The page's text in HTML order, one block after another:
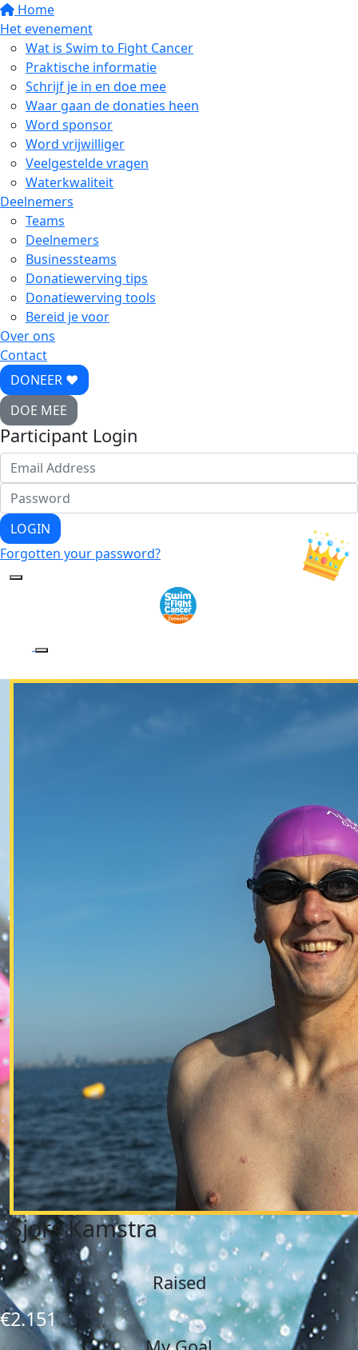
Home
Het evenement
Wat is Swim to Fight Cancer
Praktische informatie
Schrijf je in en doe mee
Waar gaan de donaties heen
Word sponsor
Word vrijwilliger
Veelgestelde vragen
Waterkwaliteit
Deelnemers
Teams
Deelnemers
Businessteams
Donatiewerving tips
Donatiewerving tools
Bereid je voor
Over ons
Contact
DONEER ♥
DOE MEE
Participant Login
LOGIN
Forgotten your password?
Sjors Kamstra
Raised
€2.151